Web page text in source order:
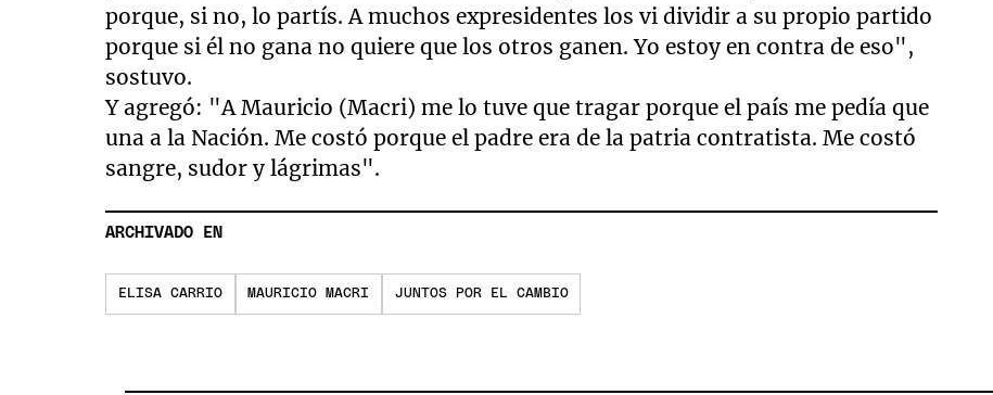
porque, si no, lo partís. A muchos expresidentes los vi dividir a su propio partido
porque si él no gana no quiere que los otros ganen. Yo estoy en contra de eso",
sostuvo.
Y agregó: "A Mauricio (Macri) me lo tuve que tragar porque el país me pedía que
una a la Nación. Me costó porque el padre era de la patria contratista. Me costó
sangre, sudor y lágrimas".
ARCHIVADO EN
ELISA CARRIO MAURICIO MACRI JUNTOS POR EL CAMBIO